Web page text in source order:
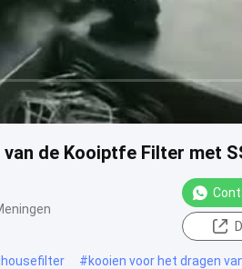
de Kooiptfe Filter met
#kooien voor het dragen